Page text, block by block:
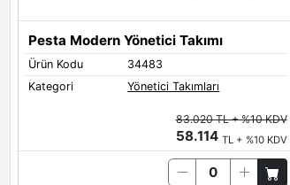
Pesta Modern Yönetici Takımı
Ürün Kodu
34483
Kategori
Yönetici Takımları
83.020 TL + %10 KDV
58.114 TL + %10 KDV